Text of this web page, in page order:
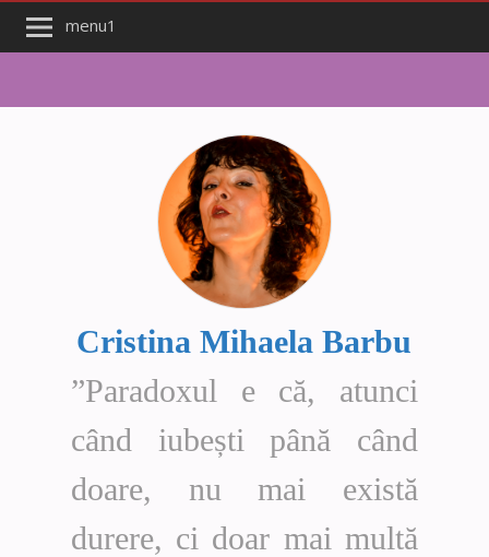
menu1
Cristina Mihaela Barbu
”Paradoxul e că, atunci
când iubești până când
doare, nu mai există
durere, ci doar mai multă